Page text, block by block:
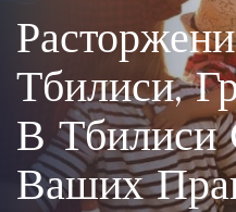
Тбилиси,
В Тбилиси
Ваших